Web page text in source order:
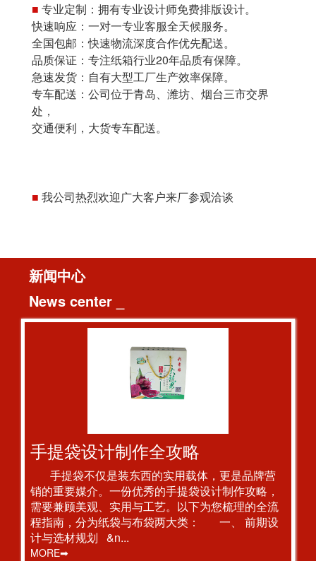
■ 专业定制：拥有专业设计师免费排版设计。
快速响应：一对一专业客服全天候服务。
全国包邮：快速物流深度合作优先配送。
品质保证：专注纸箱行业20年品质有保障。
急速发货：自有大型工厂生产效率保障。
专车配送：公司位于青岛、潍坊、烟台三市交界
处，
交通便利，大货专车配送。
■ 我公司热烈欢迎广大客户来厂参观洽谈
新闻中心
News center _
手提袋设计制作全攻略
手提袋不仅是装东西的实用载体，更是品牌营
销的重要媒介。一份优秀的手提袋设计制作攻略，
需要兼顾美观、实用与工艺。以下为您梳理的全流
程指南，分为纸袋与布袋两大类： 一、 前期设
计与选材规划 &n...
MORE➡